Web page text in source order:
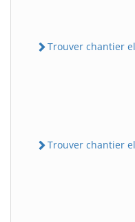
Trouver chantier
Trouver chantier